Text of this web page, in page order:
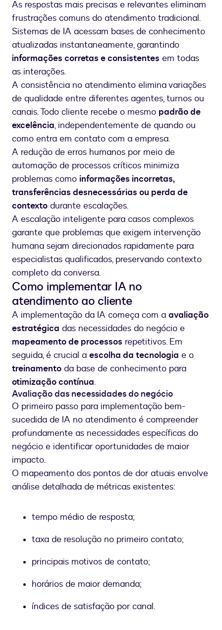
As respostas mais precisas e relevantes eliminam
frustrações comuns do atendimento tradicional.
Sistemas de IA acessam bases de conhecimento
atualizadas instantaneamente, garantindo
informações corretas e consistentes em todas
as interações.
A consistência no atendimento elimina variações
de qualidade entre diferentes agentes, turnos ou
canais. Todo cliente recebe o mesmo padrão de
excelência, independentemente de quando ou
como entra em contato com a empresa.
A redução de erros humanos por meio de
automação de processos críticos minimiza
problemas como informações incorretas,
transferências desnecessárias ou perda de
contexto durante escalações.
A escalação inteligente para casos complexos
garante que problemas que exigem intervenção
humana sejam direcionados rapidamente para
especialistas qualificados, preservando contexto
completo da conversa.
Como implementar IA no
atendimento ao cliente
A implementação da IA começa com a avaliação
estratégica das necessidades do negócio e
mapeamento de processos repetitivos. Em
seguida, é crucial a escolha da tecnologia e o
treinamento da base de conhecimento para
otimização contínua.
Avaliação das necessidades do negócio
O primeiro passo para implementação bem-
sucedida de IA no atendimento é compreender
profundamente as necessidades específicas do
negócio e identificar oportunidades de maior
impacto.
O mapeamento dos pontos de dor atuais envolve
análise detalhada de métricas existentes:
tempo médio de resposta;
taxa de resolução no primeiro contato;
principais motivos de contato;
horários de maior demanda;
índices de satisfação por canal.